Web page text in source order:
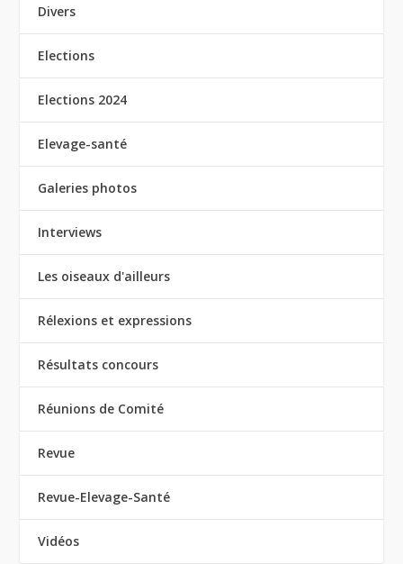
Divers
Elections
Elections 2024
Elevage-santé
Galeries photos
Interviews
Les oiseaux d'ailleurs
Rélexions et expressions
Résultats concours
Réunions de Comité
Revue
Revue-Elevage-Santé
Vidéos